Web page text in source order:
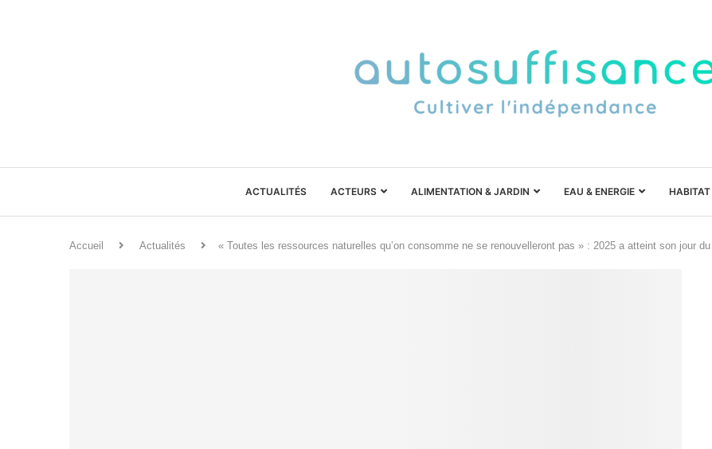
ACTUALITÉS ACTEURS ALIMENTATION & JARDIN EAU & ENERGIE
Accueil Actualités « Toutes les ressources naturelles qu’on consomme ne se renouvelleront pas » : 2025 a atteint son jour